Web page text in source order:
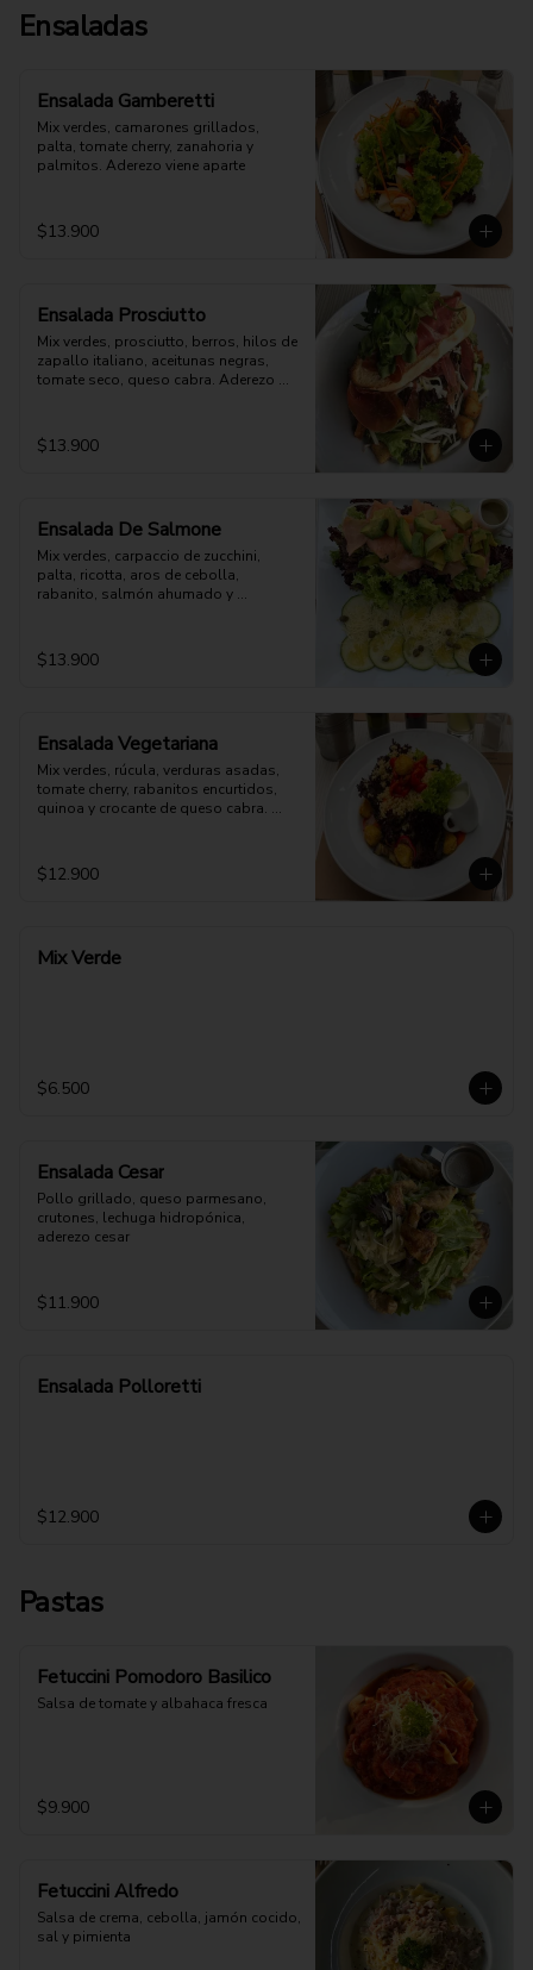
Ensaladas
Ensalada Gamberetti
Mix verdes, camarones grillados,
palta, tomate cherry, zanahoria y
palmitos. Aderezo viene aparte
$13.900
Ensalada Prosciutto
Mix verdes, prosciutto, berros, hilos de
zapallo italiano, aceitunas negras,
tomate seco, queso cabra. Aderezo
$13.900
Ensalada De Salmone
Mix verdes, carpaccio de zucchini,
palta, ricotta, aros de cebolla,
rabanito, salmón ahumado y
$13.900
Ensalada Vegetariana
Mix verdes, rúcula, verduras asadas,
tomate cherry, rabanitos encurtidos,
quinoa y crocante de queso cabra.
$12.900
Mix Verde
$6.500
Ensalada Cesar
Pollo grillado, queso parmesano,
crutones, lechuga hidropónica,
aderezo cesar
$11.900
Ensalada Polloretti
$12.900
Pastas
Fetuccini Pomodoro Basilico
Salsa de tomate y albahaca fresca
$9.900
Fetuccini Alfredo
Salsa de crema, cebolla, jamón cocido,
sal y pimienta